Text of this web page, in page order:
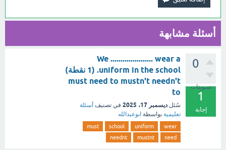
أسئلة مشابهة
0
تصويتات
1
إجابة
We ..................... wear a
uniform in the school. (1 نقطة)
must need to mustn't needn't
to
سُئل ديسمبر 17، 2025 في تصنيف أسئلة
تعليمية بواسطة ابوعبدالله
wear
uniform
school
must
need
mustnt
neednt